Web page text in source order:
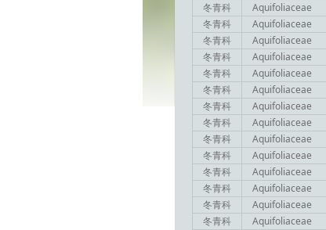
冬青科
Aquifoliaceae
冬青科
Aquifoliaceae
冬青科
Aquifoliaceae
冬青科
Aquifoliaceae
冬青科
Aquifoliaceae
冬青科
Aquifoliaceae
冬青科
Aquifoliaceae
冬青科
Aquifoliaceae
冬青科
Aquifoliaceae
冬青科
Aquifoliaceae
冬青科
Aquifoliaceae
冬青科
Aquifoliaceae
冬青科
Aquifoliaceae
冬青科
Aquifoliaceae